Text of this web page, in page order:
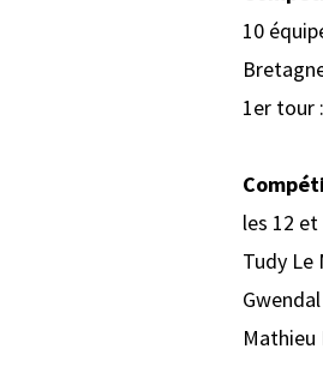
10
1er tour
les 12 et
Tudy Le
Mathieu